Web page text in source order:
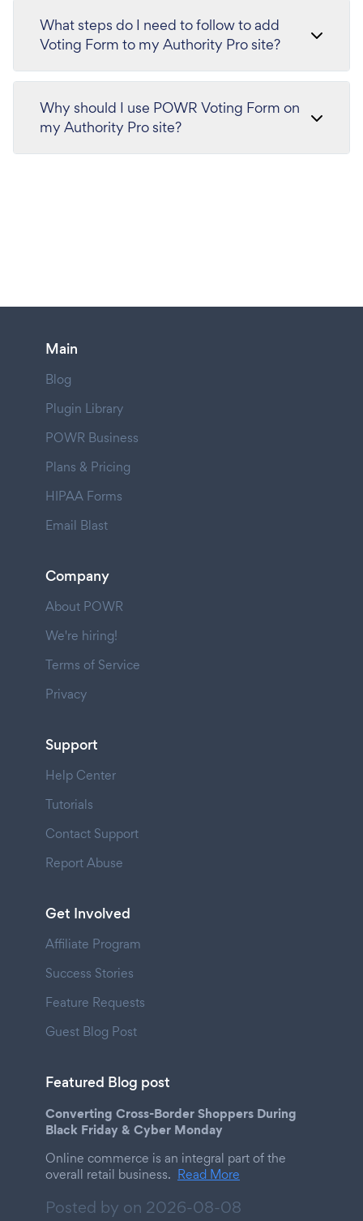
What steps do I need to follow to add
Voting Form to my Authority Pro site?
Why should I use POWR Voting Form on
my Authority Pro site?
Main
Blog
Plugin Library
POWR Business
Plans & Pricing
HIPAA Forms
Email Blast
Company
About POWR
We're hiring!
Terms of Service
Privacy
Support
Help Center
Tutorials
Contact Support
Report Abuse
Get Involved
Affiliate Program
Success Stories
Feature Requests
Guest Blog Post
Featured Blog post
Converting Cross-Border Shoppers During
Black Friday & Cyber Monday
Online commerce is an integral part of the
overall retail business. Read More
Posted by on 2026-08-08